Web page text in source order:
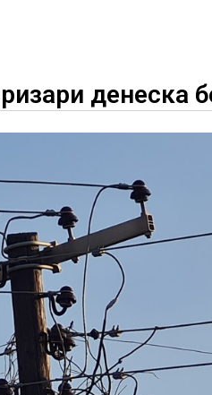
денеска